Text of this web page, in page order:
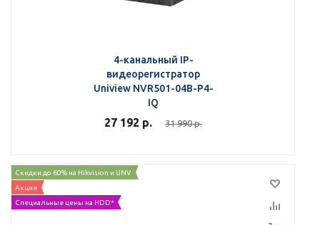
4-канальный IP-
видеорегистратор
Uniview NVR501-04B-P4-
IQ
27 192 р. 31 990р.
Скидки до 60% на Hikvision и UNV
Акция
Специальные цены на HDD*